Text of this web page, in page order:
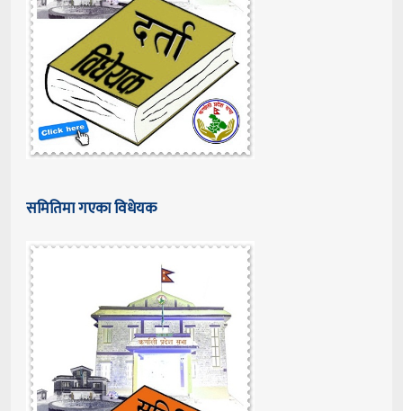
समितिमा गएका विधेयक